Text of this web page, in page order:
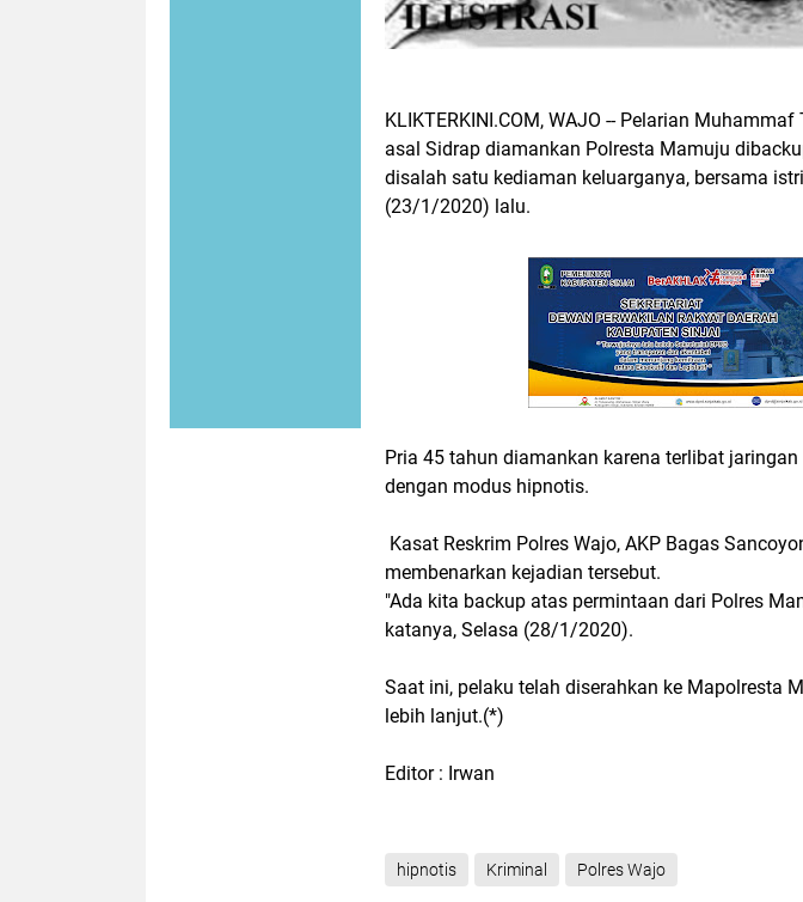
KLIKTERKINI.COM, WAJO -- Pelarian
asal Sidrap diamankan Polresta Mamuju
disalah satu kediaman keluarganya, bersama
(23/1/2020) lalu.
Pria 45 tahun diamankan karena terlibat
dengan modus hipnotis.
Kasat Reskrim Polres Wajo, AKP Bagas
membenarkan kejadian tersebut.
"Ada kita backup atas permintaan dari Polres
katanya, Selasa (28/1/2020).
Saat ini, pelaku telah diserahkan ke Mapolresta
lebih lanjut.(*)
Editor : Irwan
hipnotis Kriminal Polres Wajo